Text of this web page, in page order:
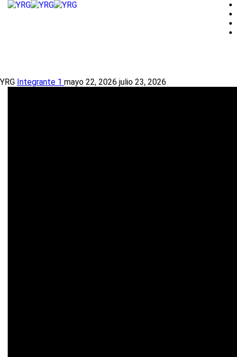
YRG Integrante 1 mayo 22, 2026 julio 23, 2026